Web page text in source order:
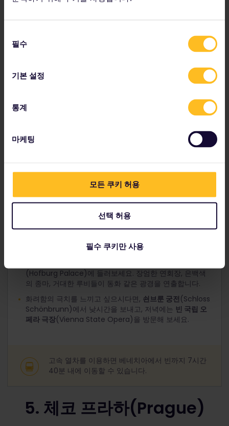
필수
기본 설정
통계
마케팅
모든 쿠키 허용
선택 허용
필수 쿠키만 사용
4. 오스트리아 비엔나
도시로 꾸준한 인기를 누리고 있습니다.
(Hofburg Palace)에 들러보세요. 장엄한 연회장, 은백색
의 종마, 거대한 루비들이 동화 같은 광경을 연출합니다.
화려함의 극치를 느끼고 싶으시다면, 쇤브룬 궁전 (Schloss
Schönbrunn)에서 낮시간을 보내고, 저녁에는 빈 국립 오
페라 극장(Vienna State Opera)을 방문해 보세요.
고속 열차를 이용하면 베네치아에서 빈까지 7시간
40분 내에 이동할 수 있습니다.
5. 체코 프라하(Prague)